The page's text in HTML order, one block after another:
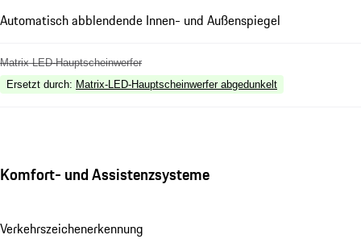
Automatisch abblendende Innen- und Außenspiegel
Matrix LED-Hauptscheinwerfer
Ersetzt durch: Matrix-LED-Hauptscheinwerfer abgedunkelt
Komfort- und Assistenzsysteme
Verkehrszeichenerkennung